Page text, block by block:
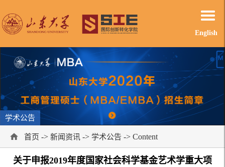
English
学术公告
首页 -> 新闻资讯 -> 学术公告 -> Content
关于申报2019年度国家社会科学基金艺术学重大项